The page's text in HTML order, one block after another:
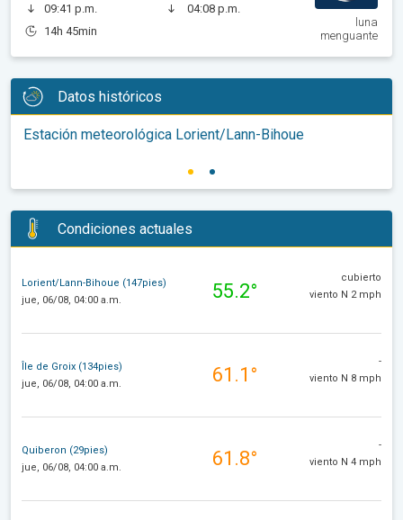
09:41 p.m.
14h 45min
04:08 p.m.
luna
menguante
Datos históricos
Estación meteorológica Lorient/Lann-Bihoue
Condiciones actuales
Lorient/Lann-Bihoue (147pies)
jue, 06/08, 04:00 a.m.
55.2°
cubierto
viento N 2 mph
Île de Groix (134pies)
jue, 06/08, 04:00 a.m.
61.1°
-
viento N 8 mph
Quiberon (29pies)
jue, 06/08, 04:00 a.m.
61.8°
-
viento N 4 mph